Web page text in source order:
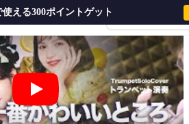
会員登録・ログイ
える300ポイントゲット